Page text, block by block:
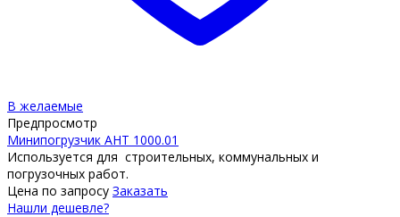
В желаемые
Предпросмотр
Минипогрузчик АНТ 1000.01
Используется для строительных, коммунальных и
погрузочных работ.
Цена по запросу Заказать
Нашли дешевле?